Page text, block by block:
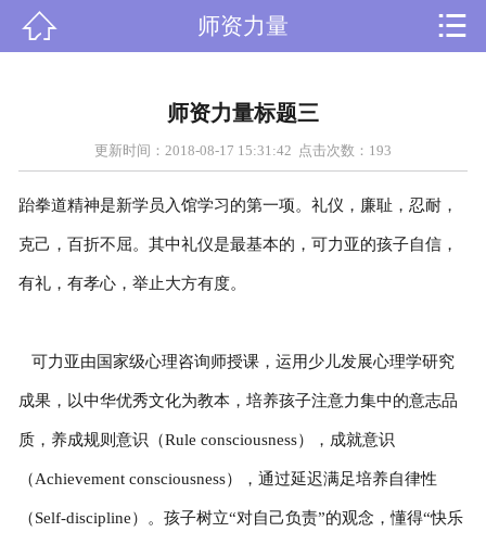
课程设置
新闻资讯
师资力量
人才招聘
学员风采
 师资力量 
师资力量标题三
更新时间：2018-08-17 15:31:42 点击次数： 193
跆拳道精神是新学员入馆学习的第一项。礼仪，廉耻，忍耐，
克己，百折不屈。其中礼仪是最基本的，可力亚的孩子自信，
有礼，有孝心，举止大方有度。
可力亚由国家级心理咨询师授课，运用少儿发展心理学研究
成果，以中华优秀文化为教本，培养孩子注意力集中的意志品
质，养成规则意识（Rule consciousness），成就意识
（Achievement consciousness），通过延迟满足培养自律性
（Self-discipline）。孩子树立“对自己负责”的观念，懂得“快乐